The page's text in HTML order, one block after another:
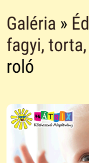
Galéria »
fagyi,
roló